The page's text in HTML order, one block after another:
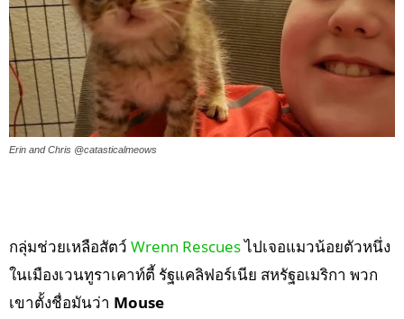
Erin and Chris @catasticalmeows
กลุ่มช่วยเหลือสัตว์Wrenn Rescuesไปเจอแมวน้อยตัวหนึ่ง
ในเมืองเวนทูราเคาท์ตี้ รัฐแคลิฟอร์เนีย สหรัฐอเมริกา พวก
เขาตั้งชื่อมันว่า Mouse